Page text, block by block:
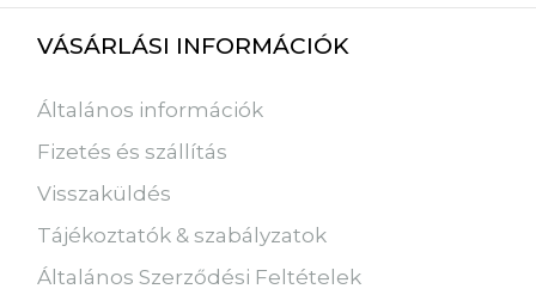
VÁSÁRLÁSI INFORMÁCIÓK
Általános információk
Fizetés és szállítás
Visszaküldés
Tájékoztatók & szabályzatok
Általános Szerződési Feltételek